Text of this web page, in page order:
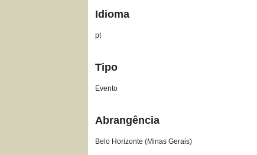
Idioma
pt
Tipo
Evento
Abrangência
Belo Horizonte (Minas Gerais)